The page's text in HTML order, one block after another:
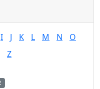
I J K L M N
O
Z